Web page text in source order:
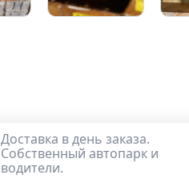
Доставка в день заказа.
Собственный автопарк и
водители.